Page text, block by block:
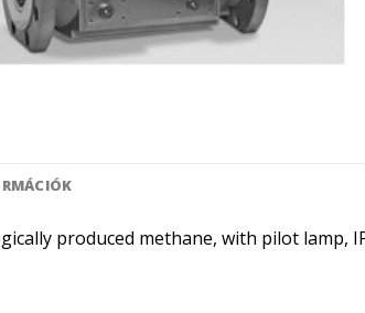
produced methane, with pilot lamp,